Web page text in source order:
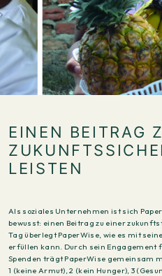
EINEN BEITRAG
LEISTEN
Als soziales Unternehmen ist sich
bewusst: einen Beitrag zu einer
Tag überlegt PaperWise, wie es mit
erfüllen kann. Durch sein Engagement
Spenden trägt PaperWise gemeinsam
1 (keine Armut), 2 (kein Hunger), 3